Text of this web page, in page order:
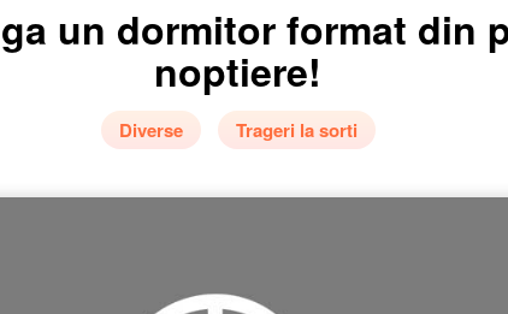
un dormitor format din
noptiere!
Diverse Trageri la sorti